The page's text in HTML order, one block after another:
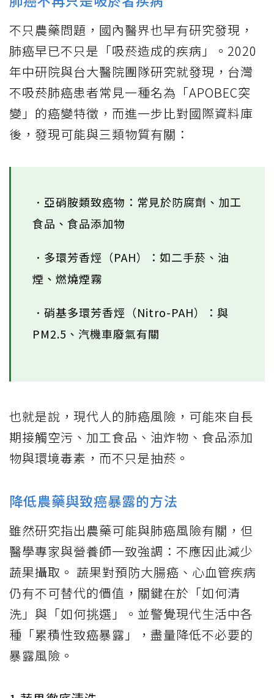
不只農藥問題，國內醫界也早有研究發現，
肺癌早已不只是「吸菸造成的疾病」。2020
年中研院與台大醫院團隊研究就發現，台灣
不吸菸肺癌患者常見一種名為「APOBEC突
變」的癌變特徵，而進一步比對國際資料庫
後，發現可能與三類物質有關：
．亞硝胺類致癌物：常見於防腐劑、加工
食品、食品添加物
．多環芳香烴（PAH）：如二手菸、油
煙、燃燒煙霧
．硝基多環芳香烴（Nitro-PAH）：與
PM2.5、汽機車廢氣有關
也就是說，現代人的肺癌風險，可能來自長
期接觸空污、加工食品、油炸物、食品添加
物與環境毒素，而不只是抽菸。
降低農藥與致癌暴露的方法
雖然研究指出農藥可能與肺癌風險有關，但
醫學專家與營養師一致強調：不應因此減少
蔬果攝取。 蔬果對預防大腸癌、心血管疾病
仍有不可替代的價值，關鍵在於「如何清
洗」與「如何挑選」。並警覺現代生活中各
種「累積性致癌暴露」，盡量降低不必要的
暴露風險。